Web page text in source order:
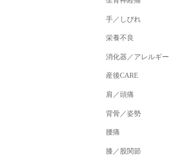
手／しびれ
栄養不良
消化器／アレルギー
産後CARE
肩／頭痛
背骨／姿勢
腰痛
膝／股関節